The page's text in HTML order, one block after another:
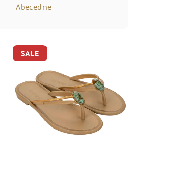
Abecedne
SALE